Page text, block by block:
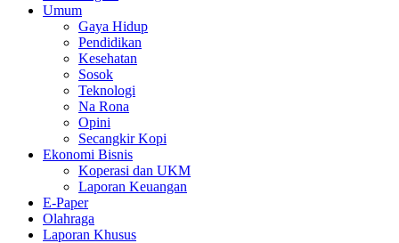
Umum
Gaya Hidup
Pendidikan
Kesehatan
Sosok
Teknologi
Na Rona
Opini
Secangkir Kopi
Ekonomi Bisnis
Koperasi dan UKM
Laporan Keuangan
E-Paper
Olahraga
Laporan Khusus